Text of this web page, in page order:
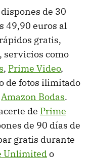
dispones de 30
49,90 euros al
gratis,
servicios como
, Prime Video,
de fotos ilimitado
Amazon Bodas.
de Prime
de 90 días de
gratis durante
Unlimitedo